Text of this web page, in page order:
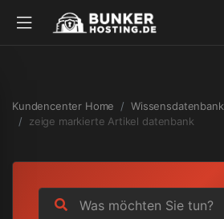
Kundencenter Home
Wissensdatenbank
zeige markierte Artikel datenbank